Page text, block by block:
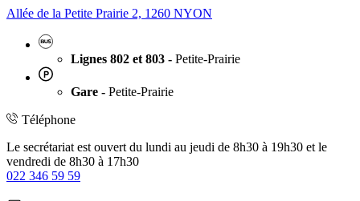
Allée de la Petite Prairie 2, 1260 NYON
Lignes 802 et 803 - Petite-Prairie
Gare - Petite-Prairie
Téléphone
Le secrétariat est ouvert du lundi au jeudi de 8h30 à 19h30 et le
vendredi de 8h30 à 17h30
022 346 59 59